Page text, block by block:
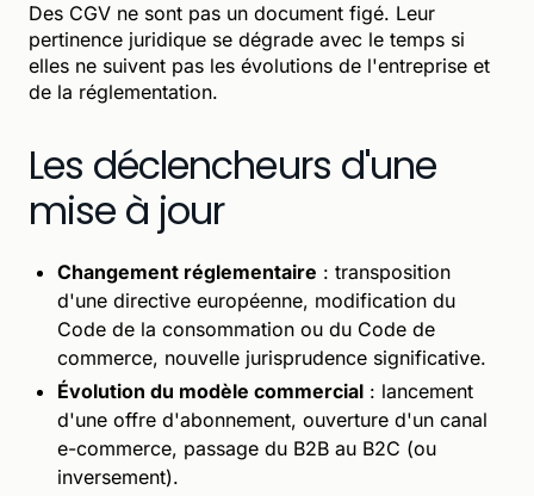
Des CGV ne sont pas un document figé. Leur
pertinence juridique se dégrade avec le temps si
elles ne suivent pas les évolutions de l'entreprise et
de la réglementation.
Les déclencheurs d'une
mise à jour
Changement réglementaire : transposition
d'une directive européenne, modification du
Code de la consommation ou du Code de
commerce, nouvelle jurisprudence significative.
Évolution du modèle commercial : lancement
d'une offre d'abonnement, ouverture d'un canal
e-commerce, passage du B2B au B2C (ou
inversement).